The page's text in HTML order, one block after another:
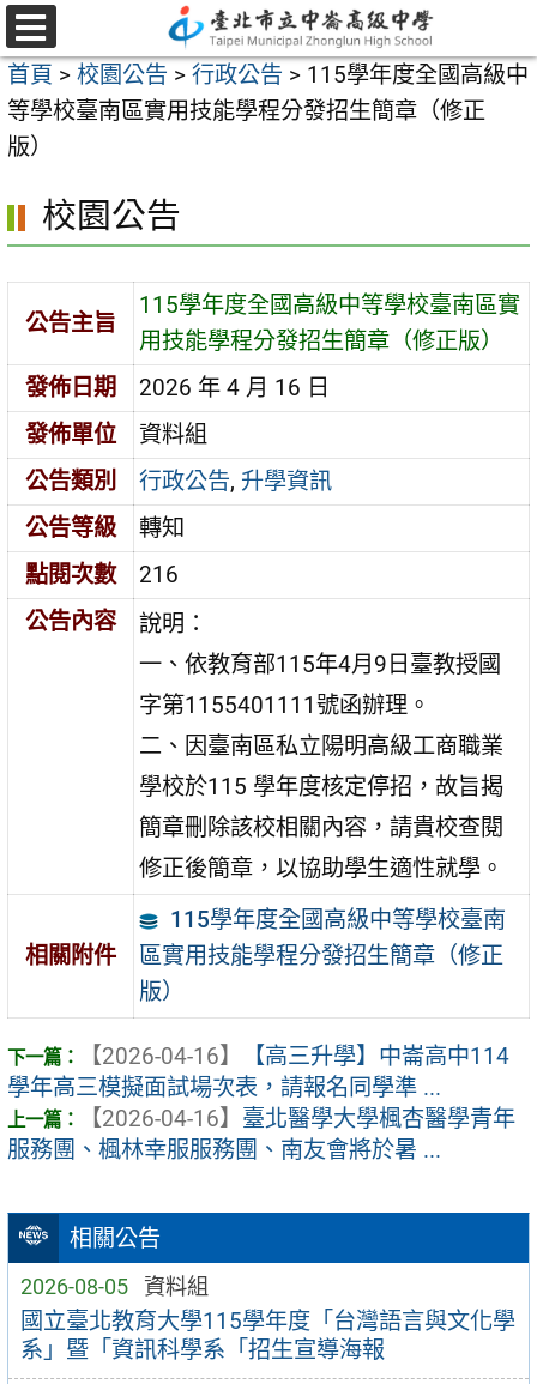
跳
至
主
要
內
區
選
單
首頁 > 校園公告 > 行政公告 > 115學年度全國高級中
等學校臺南區實用技能學程分發招生簡章（修正
版）
相關公告
2026-08-05 資料組
國立臺北教育大學115學年度「台灣語言與文化學
系」暨「資訊科學系「招生宣導海報
校園公告
公告主旨
115學年度全國高級中等學校臺南區實
用技能學程分發招生簡章（修正版）
發佈日期
2026 年 4 月 16 日
發佈單位
資料組
公告類別
行政公告, 升學資訊
公告等級
轉知
點閱次數
216
公告內容
說明：
一、依教育部115年4月9日臺教授國
字第1155401111號函辦理。
二、因臺南區私立陽明高級工商職業
學校於115 學年度核定停招，故旨揭
簡章刪除該校相關內容，請貴校查閱
修正後簡章，以協助學生適性就學。
相關附件
115學年度全國高級中等學校臺南
區實用技能學程分發招生簡章（修正
版）
【2026-04-16】
【高三升學】中崙高中114
學年高三模擬面試場次表，請報名同學準 ...
【2026-04-16】 臺北醫學大學楓杏醫學青年
服務團、楓林幸服服務團、南友會將於暑 ...